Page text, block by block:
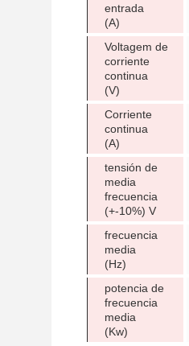
entrada
(A)
Voltagem de
corriente
continua
(V)
Corriente
continua
(A)
tensión de
media
frecuencia
(+-10%) V
frecuencia
media
(Hz)
potencia de
frecuencia
media
(Kw)